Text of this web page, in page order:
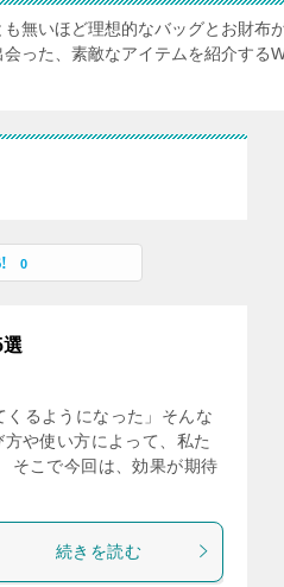
も無いほど理想的なバッグとお財
会った、素敵なアイテムを紹介する
0
くるようになった」そんな
や使い方によって、私た
そこで今回は、効果が期待
続きを読む